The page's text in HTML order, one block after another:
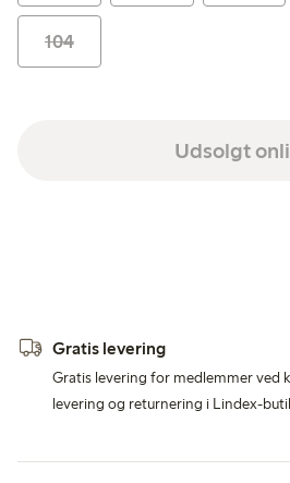
104
Udsolgt
Gratis levering
Gratis levering for medlemmer ved
levering og returnering i Lindex-